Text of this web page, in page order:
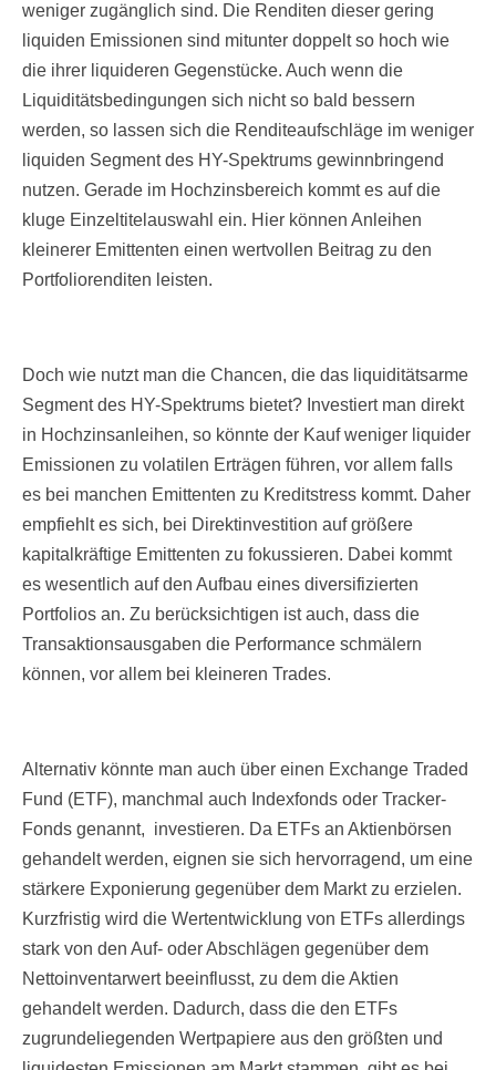
weniger zugänglich sind. Die Renditen dieser gering
liquiden Emissionen sind mitunter doppelt so hoch wie
die ihrer liquideren Gegenstücke. Auch wenn die
Liquiditätsbedingungen sich nicht so bald bessern
werden, so lassen sich die Renditeaufschläge im weniger
liquiden Segment des HY-Spektrums gewinnbringend
nutzen. Gerade im Hochzinsbereich kommt es auf die
kluge Einzeltitelauswahl ein. Hier können Anleihen
kleinerer Emittenten einen wertvollen Beitrag zu den
Portfoliorenditen leisten.
Doch wie nutzt man die Chancen, die das liquiditätsarme
Segment des HY-Spektrums bietet? Investiert man direkt
in Hochzinsanleihen, so könnte der Kauf weniger liquider
Emissionen zu volatilen Erträgen führen, vor allem falls
es bei manchen Emittenten zu Kreditstress kommt. Daher
empfiehlt es sich, bei Direktinvestition auf größere
kapitalkräftige Emittenten zu fokussieren. Dabei kommt
es wesentlich auf den Aufbau eines diversifizierten
Portfolios an. Zu berücksichtigen ist auch, dass die
Transaktionsausgaben die Performance schmälern
können, vor allem bei kleineren Trades.
Alternativ könnte man auch über einen Exchange Traded
Fund (ETF), manchmal auch Indexfonds oder Tracker-
Fonds genannt, investieren. Da ETFs an Aktienbörsen
gehandelt werden, eignen sie sich hervorragend, um eine
stärkere Exponierung gegenüber dem Markt zu erzielen.
Kurzfristig wird die Wertentwicklung von ETFs allerdings
stark von den Auf- oder Abschlägen gegenüber dem
Nettoinventarwert beeinflusst, zu dem die Aktien
gehandelt werden. Dadurch, dass die den ETFs
zugrundeliegenden Wertpapiere aus den größten und